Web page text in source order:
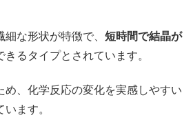
な形状が特徴で、 短時間で結晶が
きるタイプとされています。
め、化学反応の変化を実感しやすい
ます。